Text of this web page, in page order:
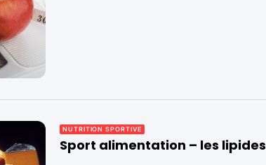
NUTRITION SPORTIVE
Sport alimentation – les lipides